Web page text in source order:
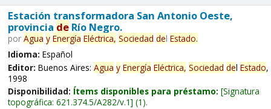
Estación transformadora San Antonio Oeste,
provincia deRío Negro.
por Agua y Energía Eléctrica, Sociedad del Estado.
Idioma: Español
Editor: Buenos Aires: Agua y Energía Eléctrica, Sociedad del Estado,
1998
Disponibilidad: Ítems disponibles para préstamo: Signatura
topográfica: 621.374.5/A282/v.1 (1).